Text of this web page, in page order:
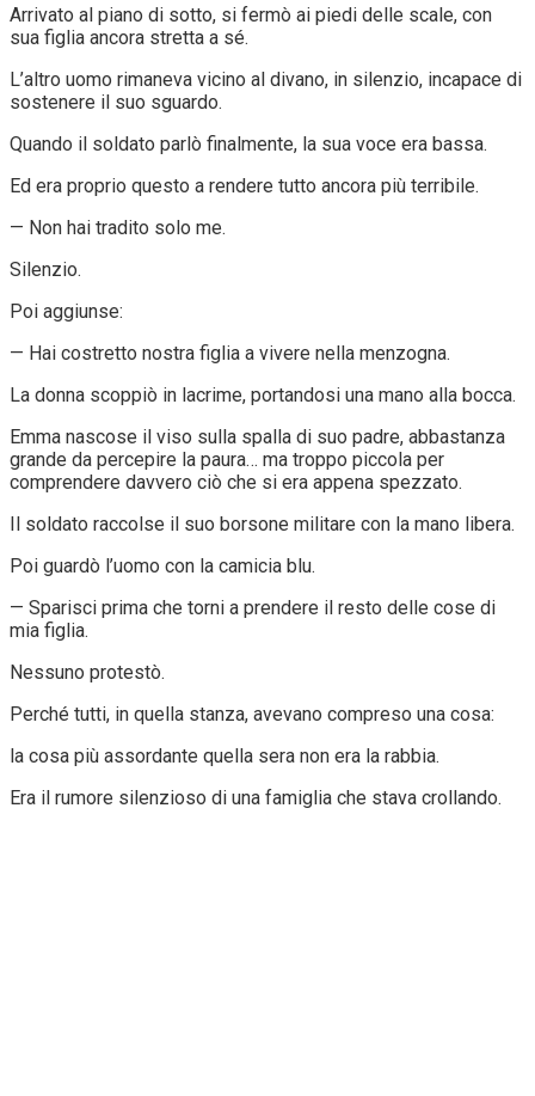
Arrivato al piano di sotto, si fermò ai piedi delle scale, con
sua figlia ancora stretta a sé.
L’altro uomo rimaneva vicino al divano, in silenzio, incapace di
sostenere il suo sguardo.
Quando il soldato parlò finalmente, la sua voce era bassa.
Ed era proprio questo a rendere tutto ancora più terribile.
— Non hai tradito solo me.
Silenzio.
Poi aggiunse:
— Hai costretto nostra figlia a vivere nella menzogna.
La donna scoppiò in lacrime, portandosi una mano alla bocca.
Emma nascose il viso sulla spalla di suo padre, abbastanza
grande da percepire la paura… ma troppo piccola per
comprendere davvero ciò che si era appena spezzato.
Il soldato raccolse il suo borsone militare con la mano libera.
Poi guardò l’uomo con la camicia blu.
— Sparisci prima che torni a prendere il resto delle cose di
mia figlia.
Nessuno protestò.
Perché tutti, in quella stanza, avevano compreso una cosa:
la cosa più assordante quella sera non era la rabbia.
Era il rumore silenzioso di una famiglia che stava crollando.